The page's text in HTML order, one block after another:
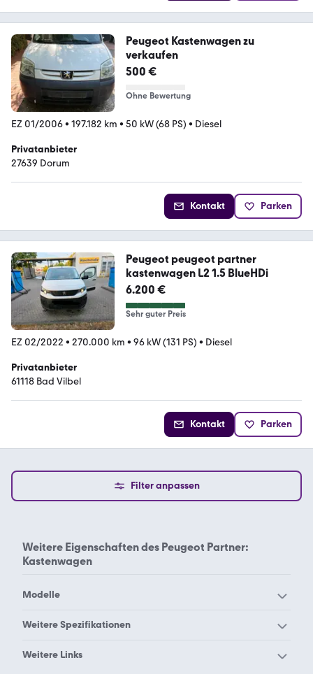
Peugeot Kastenwagen zu
verkaufen
500 €
Ohne Bewertung
EZ 01/2006• 197.182 km • 50 kW (68 PS) • Diesel
Privatanbieter
27639 Dorum
Kontakt Parken
Peugeot peugeot partner
kastenwagen L2 1.5 BlueHDi
6.200 €
Sehr guter Preis
EZ 02/2022 • 270.000 km • 96 kW (131 PS) • Diesel
Privatanbieter
61118 Bad Vilbel
Kontakt Parken
Filter anpassen
Weitere Eigenschaften des Peugeot Partner:
Kastenwagen
Modelle
Peugeot 1007
Weitere Spezifikationen
Peugeot Partner 1.6
Weitere Links